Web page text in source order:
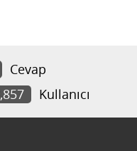
Cevap
Kullanıcı